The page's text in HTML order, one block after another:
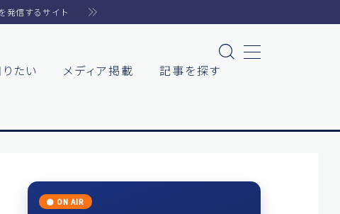
発信するサイト
たい
した
した
メディア掲載 記事を探す
● ON AIR